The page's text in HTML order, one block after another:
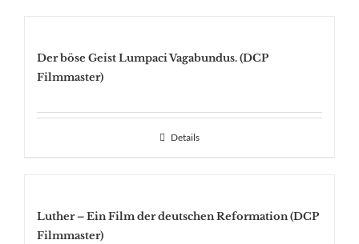
Der böse Geist Lumpaci Vagabundus. (DCP
Filmmaster)
Details
Luther – Ein Film der deutschen Reformation (DCP
Filmmaster)